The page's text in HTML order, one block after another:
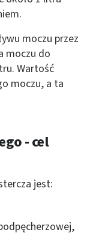
moczu przez
moczu do
Wartość
moczu, a ta
- cel
jest: